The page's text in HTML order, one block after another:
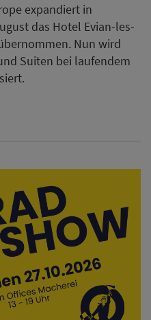
expandiert in
das Hotel Evian-les-
Nun wird
Suiten bei laufendem